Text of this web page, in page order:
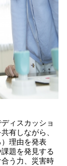
ィスカッショ
有しながら、
理由を発表
題を発見する
う力、災害時